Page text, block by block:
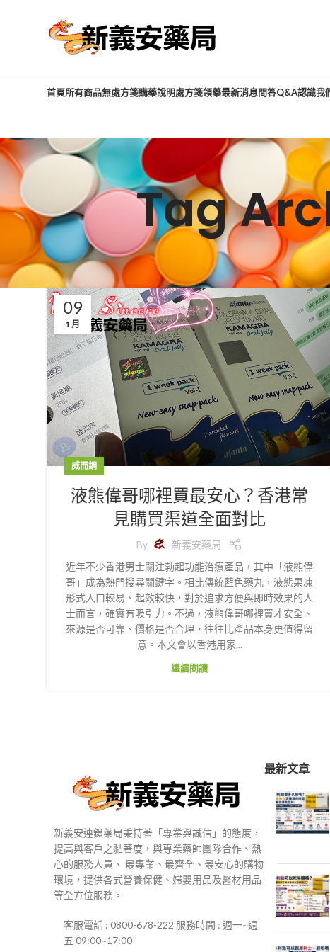
首頁所有商品無處方箋購藥說明處方箋領藥最新消息問答Q&A認識我
Tag
09
1 月
威而鋼
液熊偉哥哪裡買最安心？香港常
見購買渠道全面對比
By
新義安藥局
近年不少香港男士關注勃起功能治療產品，其中「液熊偉
哥」成為熱門搜尋關鍵字。相比傳統藍色藥丸，液態果凍
形式入口較易、起效較快，對於追求方便與即時效果的人
士而言，確實有吸引力。不過，液熊偉哥哪裡買才安全、
來源是否可靠、價格是否合理，往往比產品本身更值得留
意。本文會以香港用家...
繼續閱讀
新義安連鎖藥局秉持著「專業與誠信」的態度，
提高與客戶之黏著度，與專業藥師團隊合作、熱
心的服務人員、 最專業、最齊全、最安心的購物
環境，提供各式營養保健、婦嬰用品及醫材用品
等全方位服務。
客服電話 : 0800-678-222 服務時間 : 週一~週
五 09:00~17:00
最新文章